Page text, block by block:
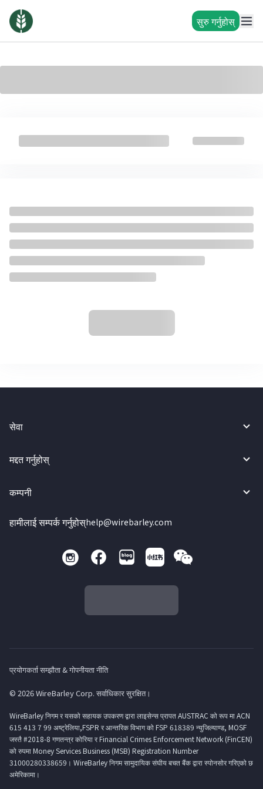
सुरु गर्नुहोस्
सेवा
मद्दत गर्नुहोस्
कम्पनी
हामीलाई सम्पर्क गर्नुहोस्help@wirebarley.com
प्रयोगकर्ता सम्झौता & गोपनीयता नीति
© 2026 WireBarley Corp. सर्वाधिकार सुरक्षित।
WireBarley निगम र यसको सहायक उपकरण द्वारा लाइसेन्स प्रापत AUSTRAC को रूप मा ACN
615 413 7 99 अष्ट्रेलिया,FSPR र आन्तरिक विभाग को FSP 618389 न्युजिल्याण्ड, MOSF
जस्तै #2018-8 गणतन्त्र कोरिया र Financial Crimes Enforcement Network (FinCEN)
को रुपमा Money Services Business (MSB) Registration Number
31000280338659। WireBarley निगम सामुदायिक संघीय बचत बैंक द्वारा स्पोनसोर गरिएको छ
अमेरिकामा।